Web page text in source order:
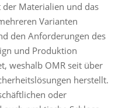
Materialien und das
Varianten
den Anforderungen des
und Produktion
weshalb OMR seit über
herstellt.
oder